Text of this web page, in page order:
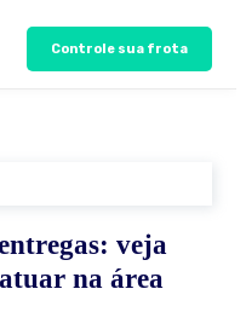
Controle sua frota
veja
na área